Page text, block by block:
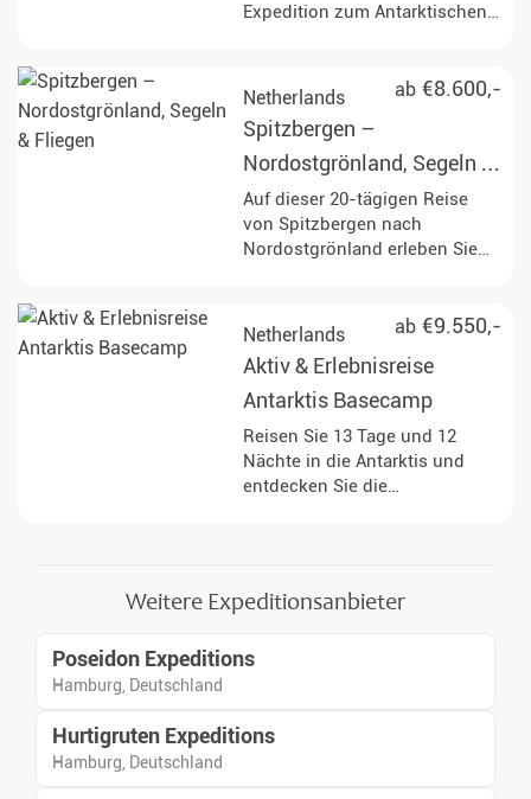
Expedition zum Antarktischen
das Weddellmeer, während Sie
Ausflügen, Kajakfahren und der
Beobachtung von Wildtieren
atemberaubenden
Landschaften und die reiche
Meeresfauna, einschließlich der
Vielzahl von Vogelarten zu
sehen.
ab €8.600,-
Netherlands
Spitzbergen –
Nordostgrönland, Segeln &
Fliegen
Auf dieser 20-tägigen Reise
von Spitzbergen nach
Nordostgrönland erleben Sie
Robben, Walen und arktischen
eindrucksvolle
Gletscherlandschaften segeln
historischen Stätten anlanden.
ab €9.550,-
Netherlands
Aktiv & Erlebnisreise
Antarktis Basecamp
Reisen Sie 13 Tage und 12
Nächte in die Antarktis und
entdecken Sie die
Land, bei denen Sie die
und Tierwelt aus nächster Nähe
Expeditionsteams erhalten Sie
Weitere Expeditionsanbieter
Poseidon Expeditions
Hamburg, Deutschland
Hurtigruten Expeditions
Hamburg, Deutschland